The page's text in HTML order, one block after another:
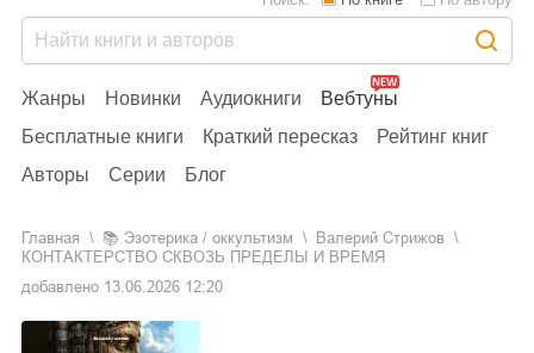
Жанры Новинки Аудиокниги
Вебтуны
Бесплатные книги
Краткий пересказ
Рейтинг книг
Авторы
Серии Блог
Главная 📚 эзотерика / оккультизм
Валерий Стрижов
КОНТАКТЕРСТВО СКВОЗЬ ПРЕДЕЛЫ И ВРЕМЯ
добавлено 13.06.2026 12:20